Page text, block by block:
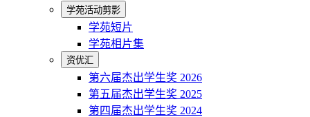
学苑活动剪影
学苑短片
学苑相片集
资优汇
第六届杰出学生奖 2026
第五届杰出学生奖 2025
第四届杰出学生奖 2024